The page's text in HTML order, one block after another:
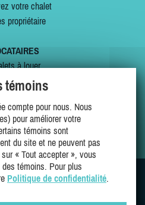
votre chalet
propriétaire
à louer
à vendre
spéciales
favoris
NOUS SUR
témoins
compte pour nous. Nous
pour améliorer votre
témoins sont
du site et ne peuvent pas
« Tout accepter », vous
témoins. Pour plus
Politique de confidentialité.